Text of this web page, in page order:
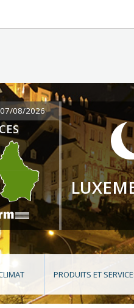
07/08/2026
PRODUITS ET